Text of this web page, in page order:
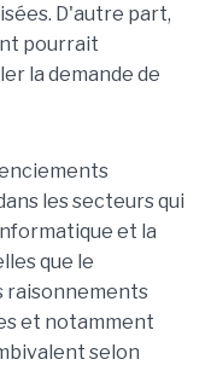
D'autre part,
pourrait
la demande de
les secteurs qui
et la
que le
raisonnements
et notamment
selon